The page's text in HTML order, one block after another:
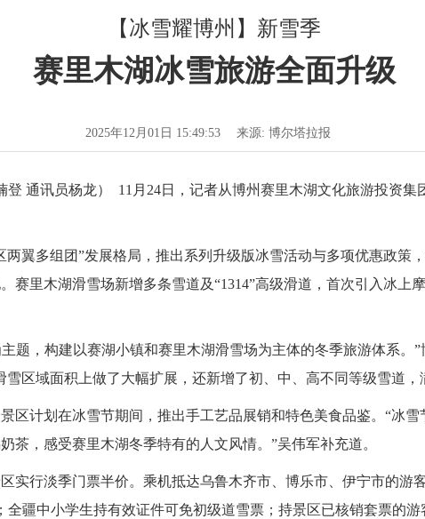
【冰雪耀博州】新雪季
赛里木湖冰雪旅游全面升级
2025年12月01日 15:49:53 来源: 博尔塔拉报
通讯员杨龙） 11月24日，记者从博州赛里木湖文化旅游投资集
多组团”发展格局，推出系列升级版冰雪活动与多项优惠政策
赛里木湖滑雪场新增多条雪道及“1314”高级滑道，首次引入冰上
，构建以赛湖小镇和赛里木湖滑雪场为主体的冬季旅游体系。”
雪区域面积上做了大幅扩展，还新增了初、中、高不同等级雪道，
计划在冰雪节期间，推出手工艺品展销和特色美食品鉴。“冰雪
茶，感受赛里木湖冬季特有的人文风情。”吴伟军补充道。
行淡季门票半价。乘机抵达乌鲁木齐市、博乐市、伊宁市的游
全疆中小学生持有效证件可免初级道雪票；持景区已核销套票的